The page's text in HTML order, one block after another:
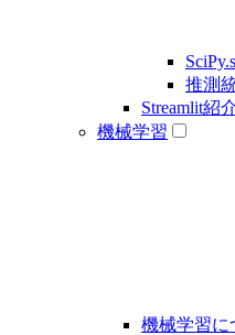
推測
Streamlit紹
機械学習
機械学習に